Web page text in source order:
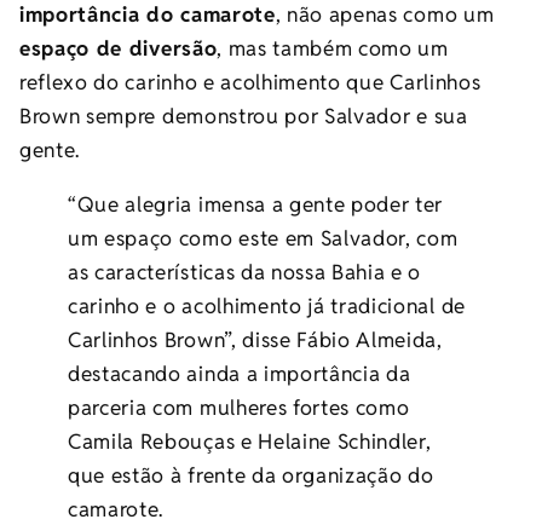
importância do camarote, não apenas como um
espaço de diversão, mas também como um
reflexo do carinho e acolhimento que Carlinhos
Brown sempre demonstrou por Salvador e sua
gente.
“Que alegria imensa a gente poder ter
um espaço como este em Salvador, com
as características da nossa Bahia e o
carinho e o acolhimento já tradicional de
Carlinhos Brown”, disse Fábio Almeida,
destacando ainda a importância da
parceria com mulheres fortes como
Camila Rebouças e Helaine Schindler,
que estão à frente da organização do
camarote.